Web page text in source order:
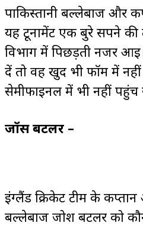
पाकिस्तानी बल्लेबाज और
यह टूर्नामेंट एक बुरे सपने की
विभाग में पिछड़ती नजर
दें तो वह खुद भी फॉर्म में
सेमीफाइनल में भी नहीं पहुंच
जॉस बटलर –
इंग्लैंड क्रिकेट टीम के
बल्लेबाज जोश बटलर को